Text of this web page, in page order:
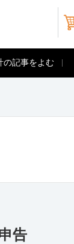
の記事をよむ
告